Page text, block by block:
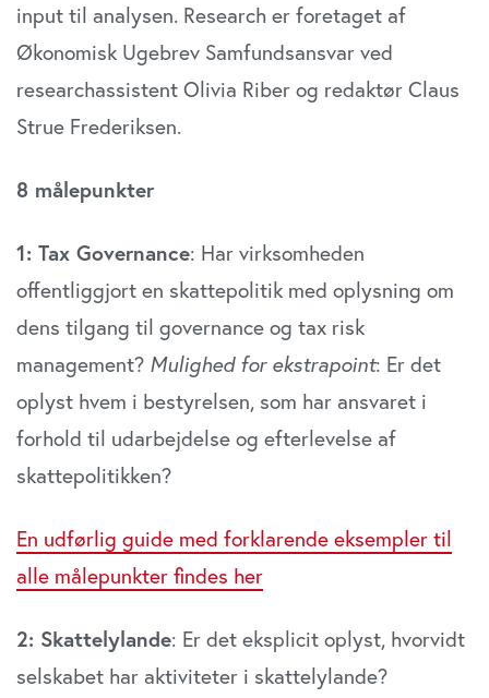
input til analysen. Research er foretaget af
Økonomisk Ugebrev Samfundsansvar ved
researchassistent Olivia Riber og redaktør Claus
Strue Frederiksen.
8 målepunkter
1: Tax Governance: Har virksomheden
offentliggjort en skattepolitik med oplysning om
dens tilgang til governance og tax risk
management? Mulighed for ekstrapoint: Er det
oplyst hvem i bestyrelsen, som har ansvaret i
forhold til udarbejdelse og efterlevelse af
skattepolitikken?
En udførlig guide med forklarende eksempler til
alle målepunkter findes her
2: Skattelylande: Er det eksplicit oplyst, hvorvidt
selskabet har aktiviteter i skattelylande?